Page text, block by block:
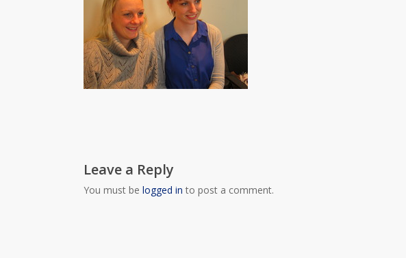
Leave a Reply
You must be logged in to post a comment.